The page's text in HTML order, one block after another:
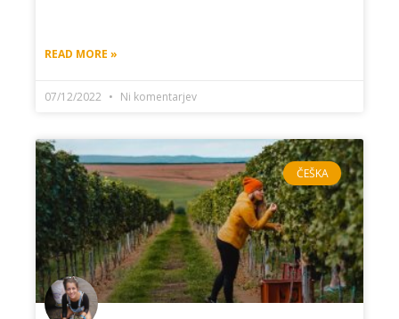
READ MORE »
07/12/2022 Ni komentarjev
ČEŠKA